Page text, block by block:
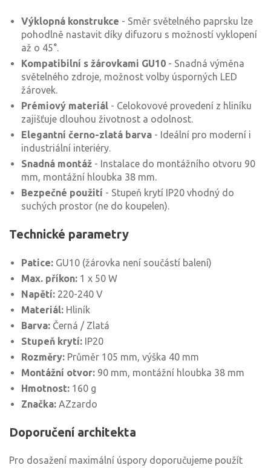
Výklopná konstrukce - Směr světelného paprsku lze
pohodlně nastavit díky difuzoru s možností vyklopení
až o 45°.
Kompatibilní s žárovkami GU10 - Snadná výměna
světelného zdroje, možnost volby úsporných LED
žárovek.
Prémiový materiál - Celokovové provedení z hliníku
zajišťuje dlouhou životnost a odolnost.
Elegantní černo-zlatá barva - Ideální pro moderní i
industriální interiéry.
Snadná montáž - Instalace do montážního otvoru 90
mm, montážní hloubka 38 mm.
Bezpečné použití - Stupeň krytí IP20 vhodný do
suchých prostor (ne do koupelen).
Technické parametry
Patice: GU10 (žárovka není součástí balení)
Max. příkon: 1 x 50 W
Napětí: 220-240 V
Materiál: Hliník
Barva: Černá / Zlatá
Stupeň krytí: IP20
Rozměry: Průměr 105 mm, výška 40 mm
Montážní otvor: 90 mm, montážní hloubka 38 mm
Hmotnost: 160 g
Značka: AZzardo
Doporučení architekta
Pro dosažení maximální úspory doporučujeme použít